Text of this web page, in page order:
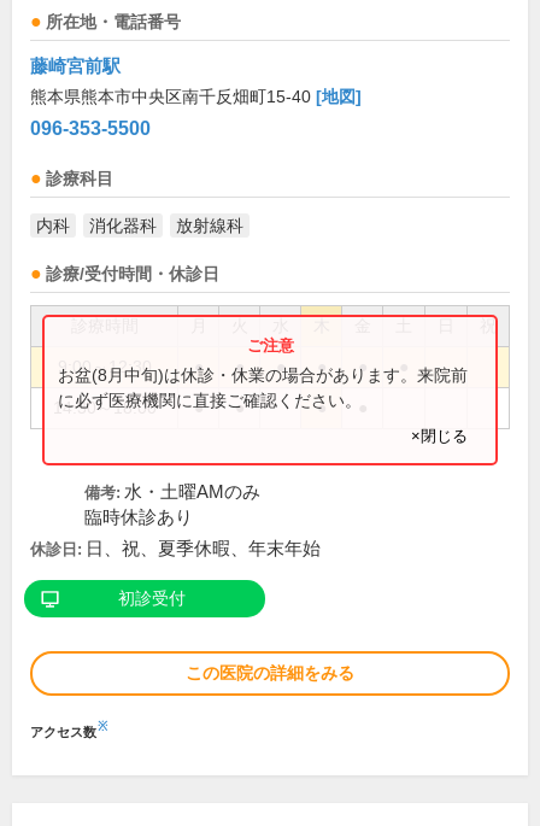
所在地・電話番号
藤崎宮前駅
熊本県熊本市中央区南千反畑町15-40 [地図]
096-353-5500
診療科目
内科 消化器科 放射線科
診療/受付時間・休診日
祝
9:00～12:30 ● ● ● ● ●
14:30～18:00 ● ● ●
お盆(8月中旬)は休診・休業の場合があります。来院前
に必ず医療機関に直接ご確認ください。
×閉じる
備考: 水・土曜AMのみ
臨時休診あり
休診日: 日、祝、夏季休暇、年末年始
初診受付
この医院の詳細をみる
アクセス数※